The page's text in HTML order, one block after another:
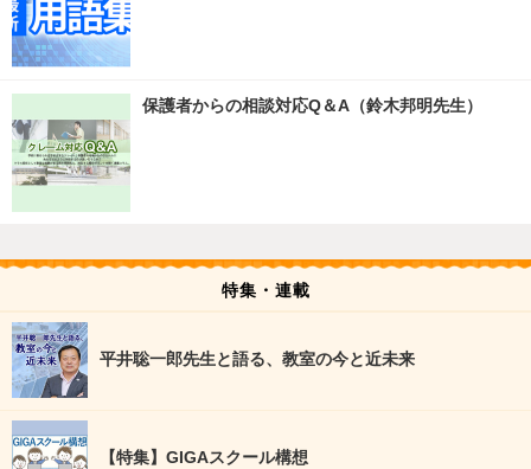
保護者からの相談対応Q＆A（鈴木邦明先生）
特集・連載
平井聡一郎先生と語る、教室の今と近未来
【特集】GIGAスクール構想